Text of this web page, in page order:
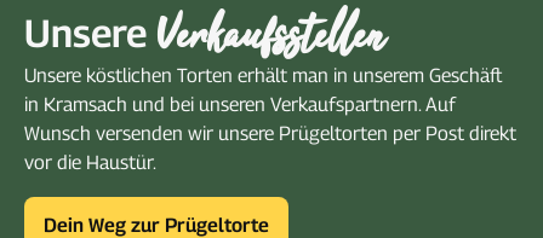
Unsere Verkaufsstellen
Unsere köstlichen Torten erhält man in unserem Geschäft
in Kramsach und bei unseren Verkaufspartnern. Auf
Wunsch versenden wir unsere Prügeltorten per Post direkt
vor die Haustür.
Dein Weg zur Prügeltorte